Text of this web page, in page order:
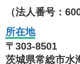
（法人番号：
所在地
〒303-8501
茨城県常総市水